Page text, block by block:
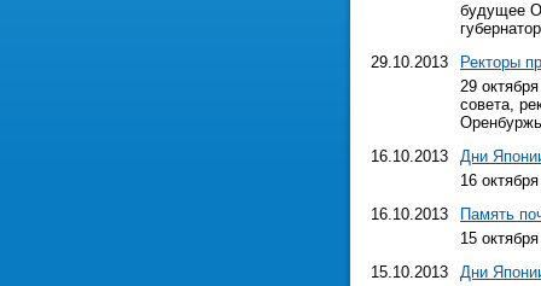
будущее
29.10.2013
Ректоры
29
совета,
16.10.2013
Дни
16
16.10.2013
Память
15
15.10.2013
Дни